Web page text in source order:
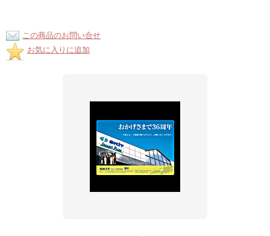
この商品のお問い合せ
お気に入りに追加